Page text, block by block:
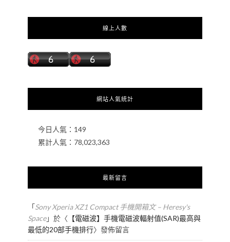
線上人數
網站人氣統計
今日人氣： 149
累計人氣： 78,023,363
最新留言
「Sony Xperia XZ1 Compact 手機開箱文 – Heresy's
Space」於〈 【電磁波】手機電磁波輻射值(SAR)最高與
最低的20部手機排行〉發佈留言